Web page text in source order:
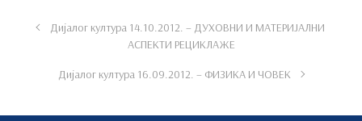
Дијалог култура 14.10.2012. – ДУХОВНИ И МАТЕРИЈАЛНИ
АСПЕКТИ РЕЦИКЛАЖЕ
Дијалог култура 16.09.2012. – ФИЗИКА И ЧОВЕК